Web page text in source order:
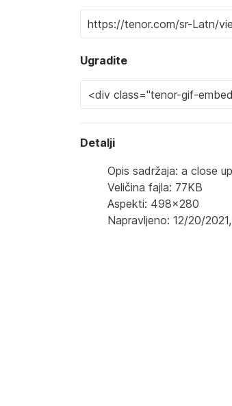
Ugradite
Detalji
Opis sadržaja: a close
Veličina fajla: 77KB
Aspekti: 498x280
Napravljeno: 12/20/